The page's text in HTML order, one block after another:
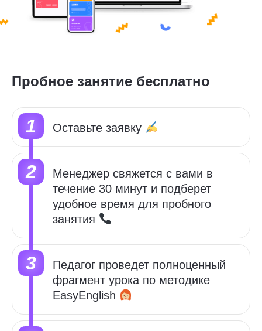
Пробное занятие бесплатно
Оставьте заявку
Менеджер свяжется с вами в
течение 30 минут и подберет
удобное время для пробного
занятия
Педагог проведет полноценный
фрагмент урока по методике
EasyEnglish